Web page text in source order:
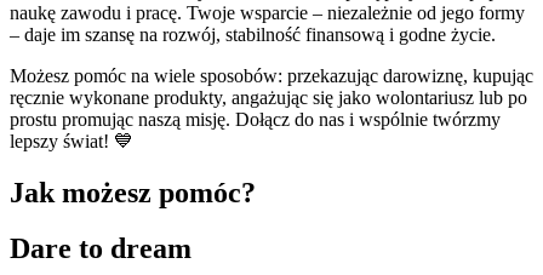
naukę zawodu i pracę. Twoje wsparcie – niezależnie od jego formy
– daje im szansę na rozwój, stabilność finansową i godne życie.
Możesz pomóc na wiele sposobów: przekazując darowiznę, kupując
ręcznie wykonane produkty, angażując się jako wolontariusz lub po
prostu promując naszą misję. Dołącz do nas i wspólnie twórzmy
lepszy świat! 💙
Jak możesz pomóc?
Dare to dream